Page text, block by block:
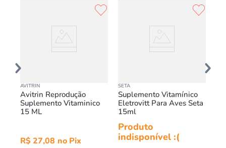
AVITRIN
Avitrin Reprodução
Suplemento Vitaminico
15 ML
R$27,08
SETA
Suplemento Vitamínico
Eletrovitt Para Aves Seta
15ml
Produto
indisponível :(